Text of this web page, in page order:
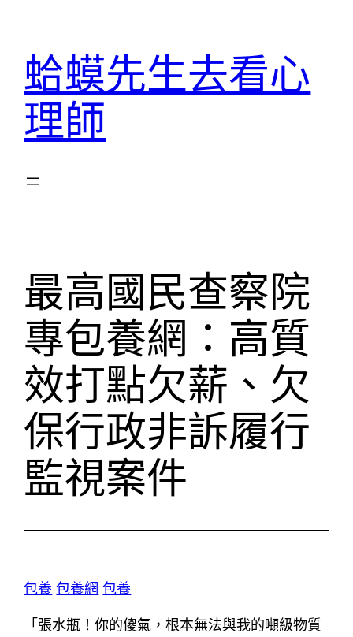
蛤蟆先生去看心
理師
最高國民查察院
專包養網：高質
效打點欠薪、欠
保行政非訴履行
監視案件
包養 包養網 包養
「張水瓶！你的傻氣，根本無法與我的噸級物質